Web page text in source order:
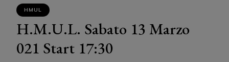
HMUL
H.M.U.L. Sabato 13 Marzo
021 Start 17:30